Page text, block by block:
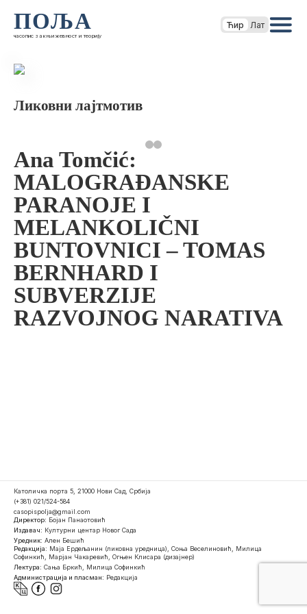
ПОЉА
часопис за књижевност и теорију
Ћир Лат
Ликовни лајтмотив
Ana Tomčić:
MALOGRAĐANSKE
PARANOJE I
MELANKOLIČNI
BUNTOVNICI – TOMAS
BERNHARD I
SUBVERZIJE
RAZVOJNOG NARATIVA
Католичка порта 5, 21000 Нови Сад, Србија
(+381) 021/524-584
casopispolja@gmail.com
Директор: Бојан Панаотовић
Издавач: Културни центар Новог Сада
Уредник: Ален Бешић
Редакција: Маја Ердељанин (ликовна уредница), Соња Веселиновић, Милица
Софинкић, Марјан Чакаревић, Огњен Клисара (дизајнер)
Лектура: Сања Бркић, Милица Софинкић
Администрација и пласман: Редакција